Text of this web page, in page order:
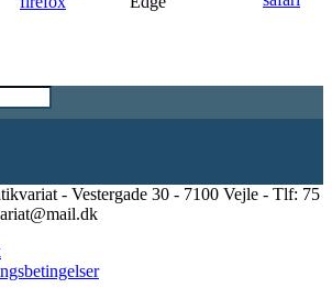
- Vestergade 30 - 7100 Vejle - Tlf: 75